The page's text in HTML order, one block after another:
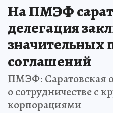
На ПМЭФ
делегация
значительных
соглашений
ПМЭФ: Саратовская
о сотрудничестве с
корпорациями